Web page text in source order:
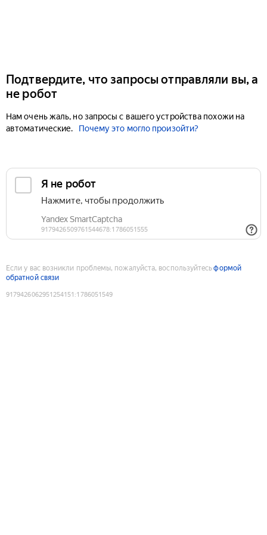
Подтвердите, что запросы отправляли вы, а
не робот
Нам очень жаль, но запросы с вашего устройства похожи на
автоматические.
Почему это могло произойти?
Если у вас возникли проблемы, пожалуйста, воспользуйтесьформой
обратной связи
9179426062951254151 :1786051549